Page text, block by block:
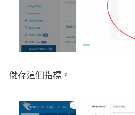
儲存這個指標。